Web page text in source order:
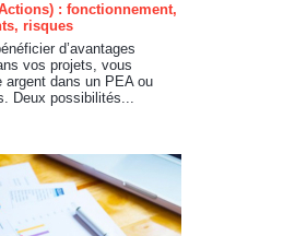
: fonctionnement,
risques
d’avantages
vos projets, vous
dans un PEA ou
Deux possibilités...